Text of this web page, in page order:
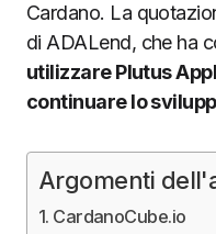
Cardano. La
di ADALend, che ha
utilizzare Plutus
continuare lo
Argomenti
CardanoCube.io